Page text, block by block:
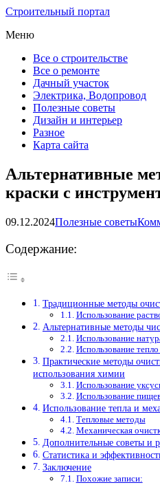
Строительный портал
Меню
Все о строительстве
Все о ремонте
Дачный участок
Электрика, Водопровод
Полезные советы
Дизайн и интерьер
Разное
Карта сайта
Альтернативные
краски с
09.12.2024Полезные советы
Содержание:
Традиционные методы
Использование
Альтернативные методы
Использование
Использование
Практические методы
использования химии
Использование
Использование
Использование тепла и
Тепловые методы
Механическая
Дополнительные советы и
Статистика и
Заключение
Похожие записи: